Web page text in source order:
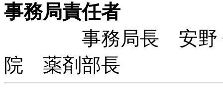
事務局責任者
事務局長 安野 伸
院 薬剤部長